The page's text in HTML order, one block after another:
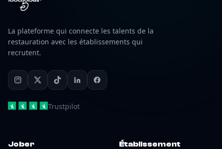
La plateforme qui connecte les talents de la
restauration avec les établissements qui
recrutent.
Trustpilot
Jober Établissement